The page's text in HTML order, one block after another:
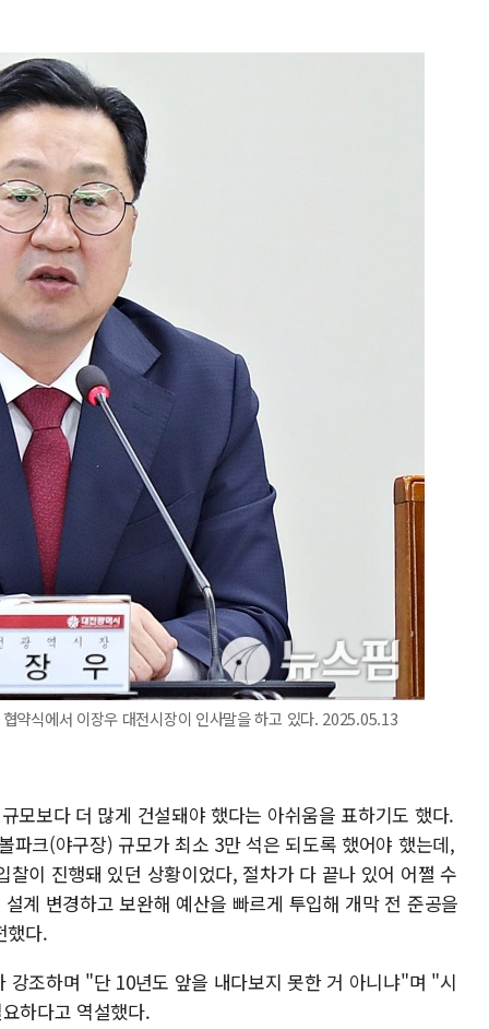
약식에서 이장우 대전시장이 인사말을 하고 있다. 2025.05.13
모보다 더 많게 건설돼야 했다는 아쉬움을 표하기도 했다.
파크(야구장) 규모가 최소 3만 석은 되도록 했어야 했는데,
이 진행돼 있던 상황이었다, 절차가 다 끝나 있어 어쩔 수
계 변경하고 보완해 예산을 빠르게 투입해 개막 전 준공을
했다.
강조하며 "단 10년도 앞을 내다보지 못한 거 아니냐"며 "시
하다고 역설했다.